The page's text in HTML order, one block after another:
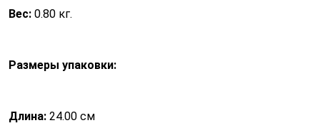
Вес: 0.80 кг.
Размеры упаковки:
Длина: 24.00 см